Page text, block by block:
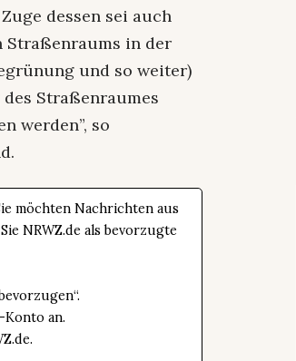
dessen sei auch
Straßenraums in der
und so weiter)
Straßenraumes
werden”, so
möchten Nachrichten aus
NRWZ.de als bevorzugte
Konto an.